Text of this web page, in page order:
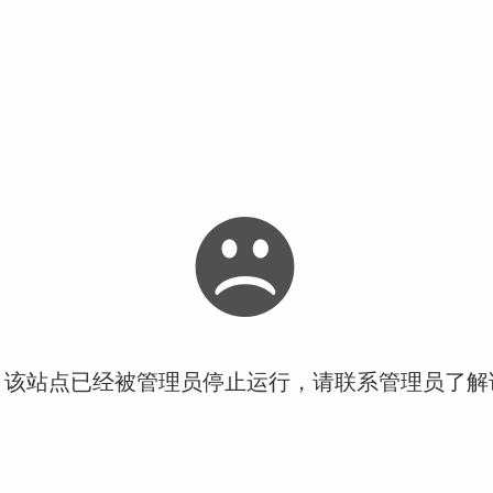
站点已经被管理员停止运行，请联系管理员了